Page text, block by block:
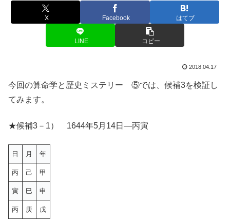
X Facebook はてブ
LINE コピー
2018.04.17
今回の算命学と歴史ミステリー ⑤では、候補3を検証し
てみます。
★候補3－1） 1644年5月14日—丙寅
日 月 年
丙 己 甲
寅 巳 申
丙 庚 戊